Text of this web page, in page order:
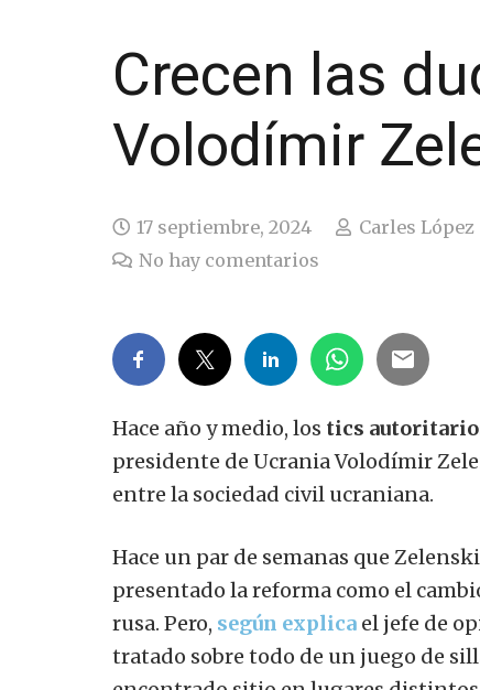
Crecen las
Volodímir
17 septiembre, 2024 Carles López
No hay comentarios
Hace año y medio, los tics
presidente de Ucrania Volodímir
entre la sociedad civil ucraniana.
Hace un par de semanas que
presentado la reforma como el
rusa. Pero, según explica el jefe de
tratado sobre todo de un juego de